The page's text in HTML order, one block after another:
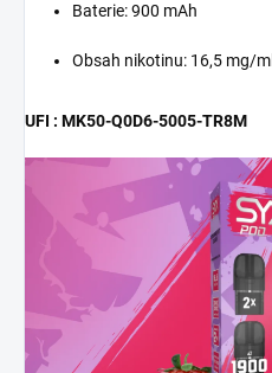
Baterie: 900 mAh
Obsah nikotinu: 16,5 mg/ml
UFI : MK50-Q0D6-5005-TR8M